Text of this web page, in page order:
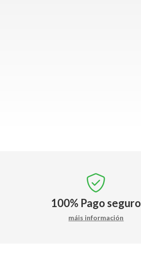
100% Pago seguro
máis información